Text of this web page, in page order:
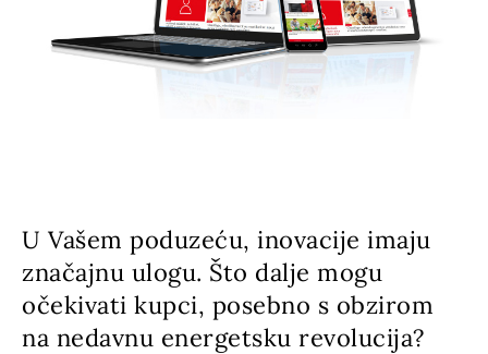
U Vašem poduzeću, inovacije imaju
značajnu ulogu. Što dalje mogu
očekivati kupci, posebno s obzirom
na nedavnu energetsku revolucija?